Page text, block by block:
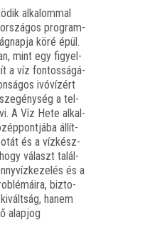
alka­lom­mal
prog­ram­
köré épül.
mint egy figyel­
a víz fon­tos­sá­gá­
ivó­ví­zért
a tel­
A Víz Hete alkal­
állít­
és a víz­kész­
választ talál­
és a
biz­to­
hanem
alap­jog